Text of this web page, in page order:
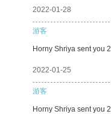
2022-01-28
游客
Horny Shriya sent you 2
2022-01-25
游客
Horny Shriya sent you 2